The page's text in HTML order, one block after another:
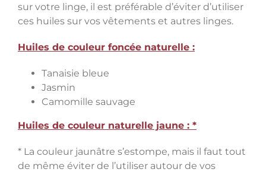
sur votre linge, il est préférable d’éviter d’utiliser
ces huiles sur vos vêtements et autres linges.
Huiles de couleur foncée naturelle :
Tanaisie bleue
Jasmin
Camomille sauvage
Huiles de couleur naturelle jaune : *
* La couleur jaunâtre s’estompe, mais il faut tout
de même éviter de l’utiliser autour de vos